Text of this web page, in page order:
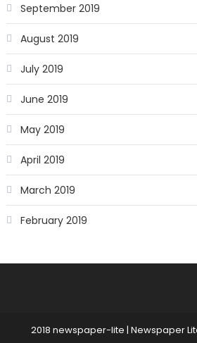
September 2019
August 2019
July 2019
June 2019
May 2019
April 2019
March 2019
February 2019
2018 newspaper-lite | Newspaper